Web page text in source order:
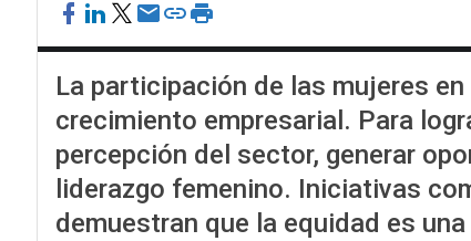
La participación de las mujeres
crecimiento empresarial. Para
percepción del sector, generar
liderazgo femenino. Iniciativas
demuestran que la equidad es